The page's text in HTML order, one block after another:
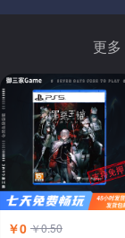
更多
￥0 ￥0.50